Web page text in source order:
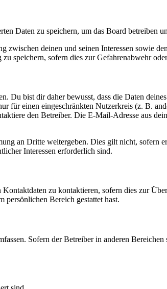
Daten zu speichern, um das Board betreiben
zwischen deinen und seinen Interessen sowie
speichern, sofern dies zur Gefahrenabwehr
Du bist dir daher bewusst, dass die Daten
für einen eingeschränkten Nutzerkreis (z. B.
den Betreiber. Die E-Mail-Adresse aus
an Dritte weitergeben. Dies gilt nicht, sofern
Interessen erforderlich sind.
zu kontaktieren, sofern dies zur
persönlichen Bereich gestattet hast.
Sofern der Betreiber in anderen